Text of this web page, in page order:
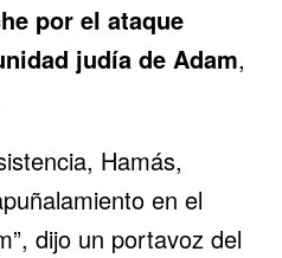
por el ataque
judía de Adam,
Hamás,
en el
dijo un portavoz del